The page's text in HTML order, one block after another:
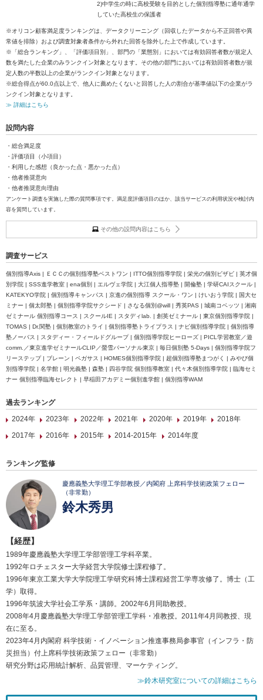
2)中学生の時に高校受験を目的とした個別指導塾に通年通学
していた高校生の保護者
※オリコン顧客満足度ランキングは、データクリーニング（回収したデータから不正回答や異
常値を排除）および調査対象者条件から外れた回答を除外した上で作成しています。
※「総合ランキング」、「評価項目別」、部門の「業態別」においては有効回答者数が規定人
数を満たした企業のみランクイン対象となります。その他の部門においては有効回答者数が規
定人数の半数以上の企業がランクイン対象となります。
※総合得点が60.0点以上で、他人に薦めたくないと回答した人の割合が基準値以下の企業がラ
ンクイン対象となります。
≫ 詳細はこちら
設問内容
・総合満足度
・評価項目（小項目）
・利用した感想（良かった点・悪かった点）
・他者推奨意向
・他者推奨意向理由
アンケート調査を実施した際の質問事項です。満足度評価項目のほか、該当サービスの利用状況や検討内
容を質問しています。
その他の設問内容はこちら
調査サービス
個別指導Axis | ＥＣＣの個別指導塾ベストワン | ITTO個別指導学院 | 栄光の個別ビザビ | 英才個
別学院 | SSS進学教室 | ena個別 | エルヴェ学院 | 大江個人指導塾 | 開倫塾 | 学研CAIスクール |
KATEKYO学院 | 個別指導キャンパス | 京進の個別指導 スクール・ワン | けいおう学院 | 国大セ
ミナー | 個太郎塾 | 個別指導学院サクシード | さなる個別@will | 秀英PAS | 城南コベッツ | 湘南
ゼミナール 個別指導コース | スクールIE | スタディlab. | 創英ゼミナール | 東京個別指導学院 |
TOMAS | Dr.関塾 | 個別教室のトライ | 個別指導塾トライプラス | ナビ個別指導学院 | 個別指導
塾ノーバス | スタディー・フィールドグループ | 個別指導学院ヒーローズ | PICL学習教室／遊
comm.／東京進学ゼミナールCLIP／螢雪パーソナル東京 | 毎日個別塾 5-Days | 個別指導学院フ
リーステップ | ブレーン | ペガサス | HOMES個別指導学院 | 超個別指導塾まつがく | みやび個
別指導学院 | 名学館 | 明光義塾 | 森塾 | 四谷学院 個別指導教室 | 代々木個別指導学院 | 臨海セミ
ナー 個別指導臨海セレクト | 早稲田アカデミー個別進学館 | 個別指導WAM
過去ランキング
2024年
2023年 2022年 2021年 2020年 2019年
2018年
2017年
2016年 2015年 2014-2015年 2014年度
ランキング監修
慶應義塾大学理工学部教授／内閣府 上席科学技術政策フェロー
（非常勤）
鈴木秀男
【経歴】
1989年慶應義塾大学理工学部管理工学科卒業。
1992年ロチェスター大学経営大学院修士課程修了。
1996年東京工業大学大学院理工学研究科博士課程経営工学専攻修了。博士（工
学）取得。
1996年筑波大学社会工学系・講師。2002年6月同助教授。
2008年4月慶應義塾大学理工学部管理工学科・准教授。2011年4月同教授、現
在に至る。
2023年4月内閣府 科学技術・イノベーション推進事務局参事官（インフラ・防
災担当）付上席科学技術政策フェロー（非常勤）
研究分野は応用統計解析、品質管理、マーケティング。
≫鈴木研究室についての詳細はこちら